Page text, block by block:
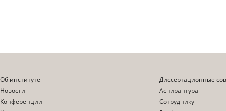
Об институте
Новости
Конференции
Диссертационные
Аспирантура
Сотруднику